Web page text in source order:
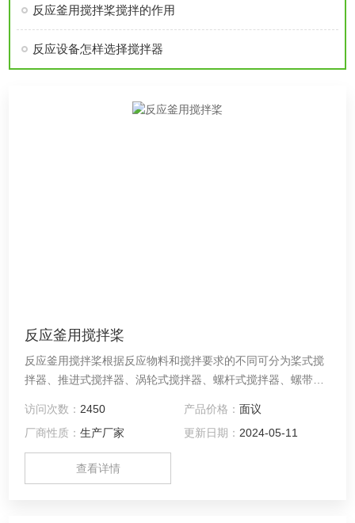
反应釜用搅拌桨搅拌的作用
反应设备怎样选择搅拌器
反应釜用搅拌桨
反应釜用搅拌桨根据反应物料和搅拌要求的不同可分为桨式搅
拌器、推进式搅拌器、涡轮式搅拌器、螺杆式搅拌器、螺带式
访问次数： 2450 产品价格： 面议
厂商性质：生产厂家 更新日期： 2024-05-11
查看详情